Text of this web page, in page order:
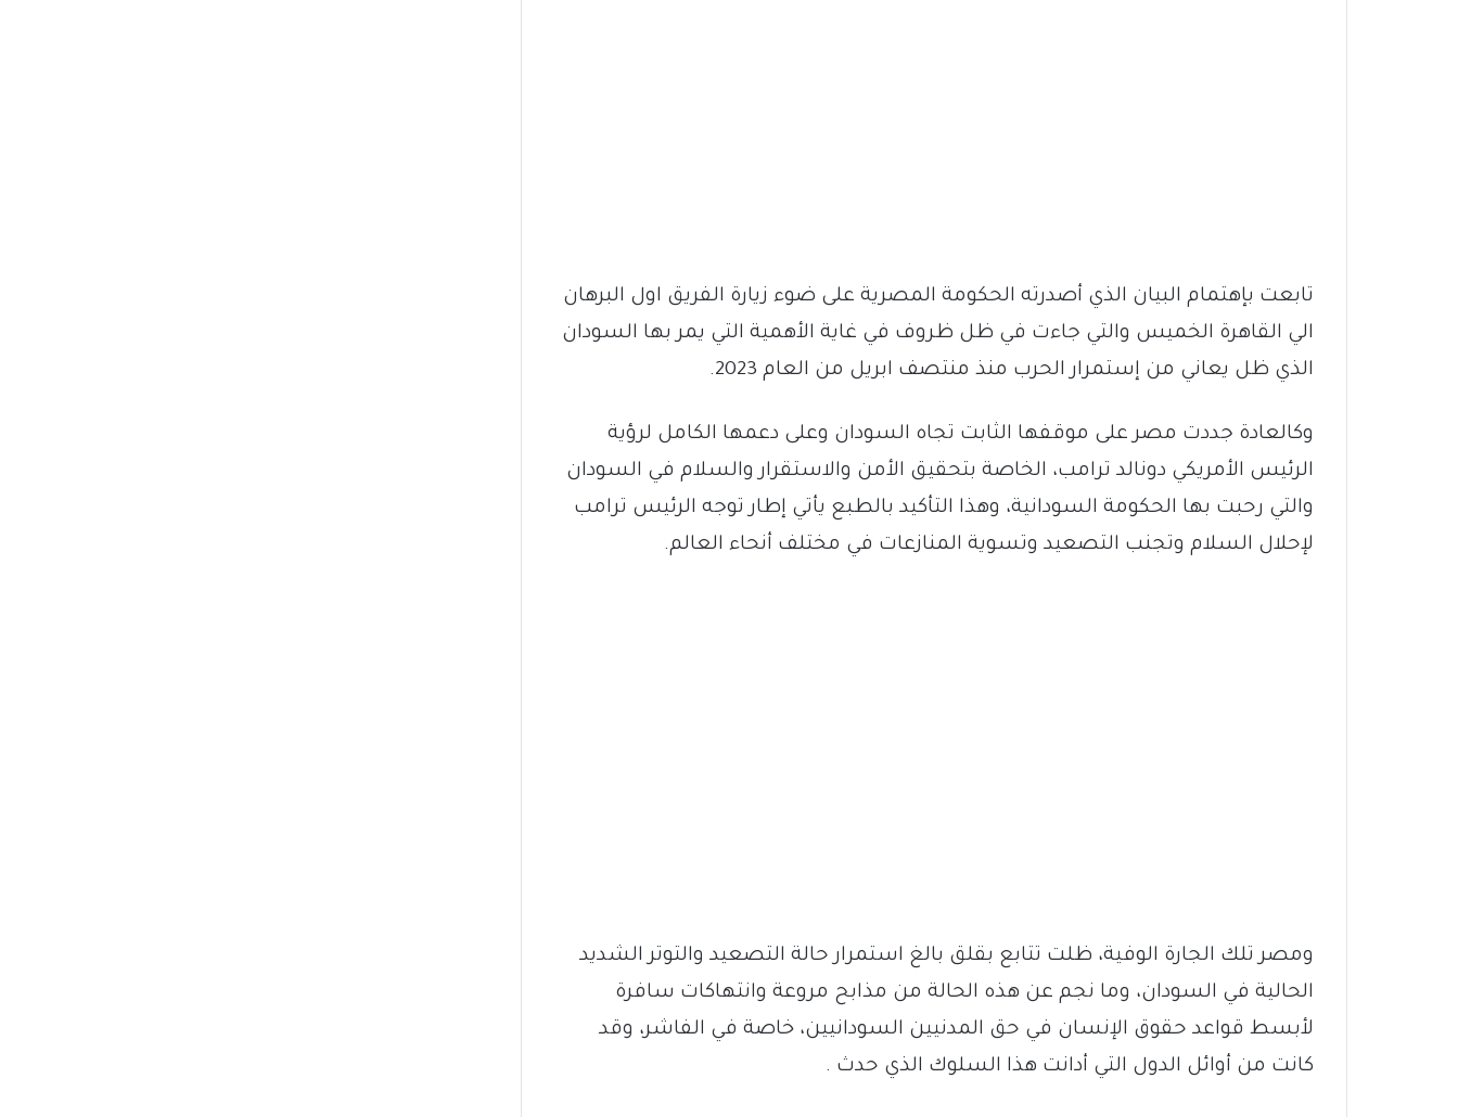
تابعت بإهتمام البيان الذي أصدرته الحكومة المصرية على ضوء زيارة الفريق اول البرهان
الي القاهرة الخميس والتي جاءت في ظل ظروف في غاية الأهمية التي يمر بها السودان
الذي ظل يعاني من إستمرار الحرب منذ منتصف ابريل من العام 2023.
وكالعادة جددت مصر على موقفها الثابت تجاه السودان وعلى دعمها الكامل لرؤية
الرئيس الأمريكي دونالد ترامب، الخاصة بتحقيق الأمن والاستقرار والسلام في السودان
والتي رحبت بها الحكومة السودانية، وهذا التأكيد بالطبع يأتي إطار توجه الرئيس ترامب
لإحلال السلام وتجنب التصعيد وتسوية المنازعات في مختلف أنحاء العالم.
ومصر تلك الجارة الوفية، ظلت تتابع بقلق بالغ استمرار حالة التصعيد والتوتر الشديد
الحالية في السودان، وما نجم عن هذه الحالة من مذابح مروعة وانتهاكات سافرة
لأبسط قواعد حقوق الإنسان في حق المدنيين السودانيين، خاصة في الفاشر، وقد
كانت من أوائل الدول التي أدانت هذا السلوك الذي حدث .